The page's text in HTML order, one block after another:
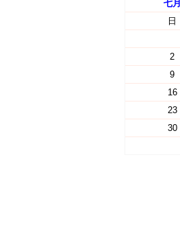
七月
日
2
9
16
23
30